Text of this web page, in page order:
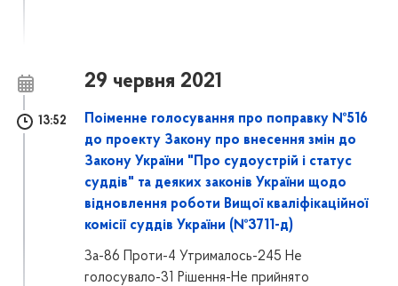
29 червня 2021
13:52
Поіменне голосування про поправку №516
до проекту Закону про внесення змін до
Закону України "Про судоустрій і статус
суддів" та деяких законів України щодо
відновлення роботи Вищої кваліфікаційної
комісії суддів України (№3711-д)
За-86 Проти-4 Утрималось-245 Не
голосувало-31 Рішення-Не прийнято